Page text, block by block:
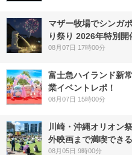
マザー牧場でシンガ
り祭り 2026年特別開
08月07日 17時00分
富士急ハイランド新
業イベントレポ！
08月07日 15時00分
川崎・沖縄オリオン
外映画まで満喫でき
08月05日 9時00分